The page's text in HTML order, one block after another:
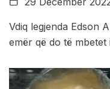
Vdiq legjenda Edson
emër që do të mbetet i